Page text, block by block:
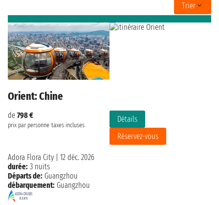
Trier
Orient: Chine
de 798 €
prix par personne taxes incluses
Détails
Réservez-vous
Adora Flora City
12 déc. 2026
durée: 3 nuits
Départs de: Guangzhou
débarquement: Guangzhou